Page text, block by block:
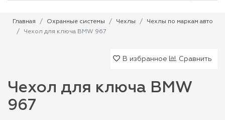
Главная Охранные системы Чехлы
Чехлы по маркам авто
Чехол для ключа BMW 967
В избранное Сравнить
Чехол для ключа BMW
967